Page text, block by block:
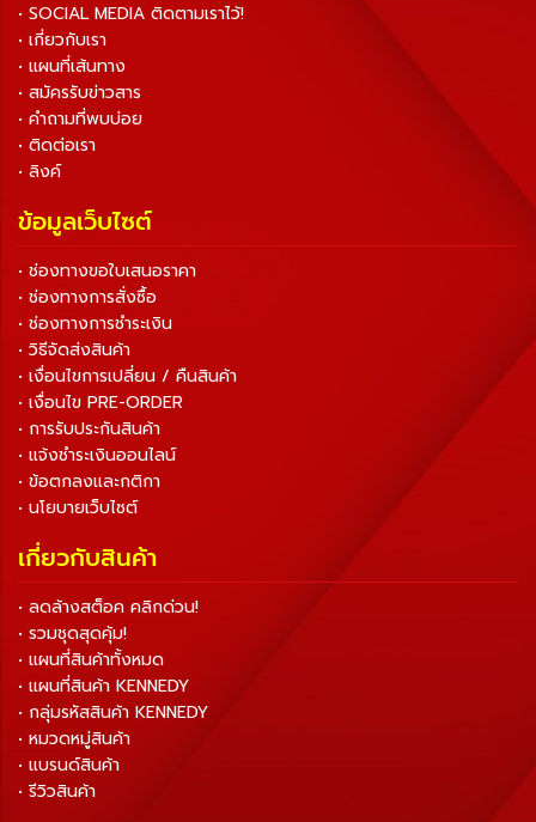
• SOCIAL MEDIA ติดตามเราไว้!
• เกี่ยวกับเรา
• แผนที่เส้นทาง
• สมัครรับข่าวสาร
• คำถามที่พบบ่อย
• ติดต่อเรา
• ลิงค์
ข้อมูลเว็บไซต์
• ช่องทางขอใบเสนอราคา
• ช่องทางการสั่งซื้อ
• ช่องทางการชำระเงิน
• วิธีจัดส่งสินค้า
• เงื่อนไขการเปลี่ยน / คืนสินค้า
• เงื่อนไข PRE-ORDER
• การรับประกันสินค้า
• แจ้งชำระเงินออนไลน์
• ข้อตกลงและกติกา
• นโยบายเว็บไซต์
เกี่ยวกับสินค้า
• ลดล้างสต็อค คลิกด่วน!
• รวมชุดสุดคุ้ม!
• แผนที่สินค้าทั้งหมด
• แผนที่สินค้า KENNEDY
• กลุ่มรหัสสินค้า KENNEDY
• หมวดหมู่สินค้า
• แบรนด์สินค้า
• รีวิวสินค้า